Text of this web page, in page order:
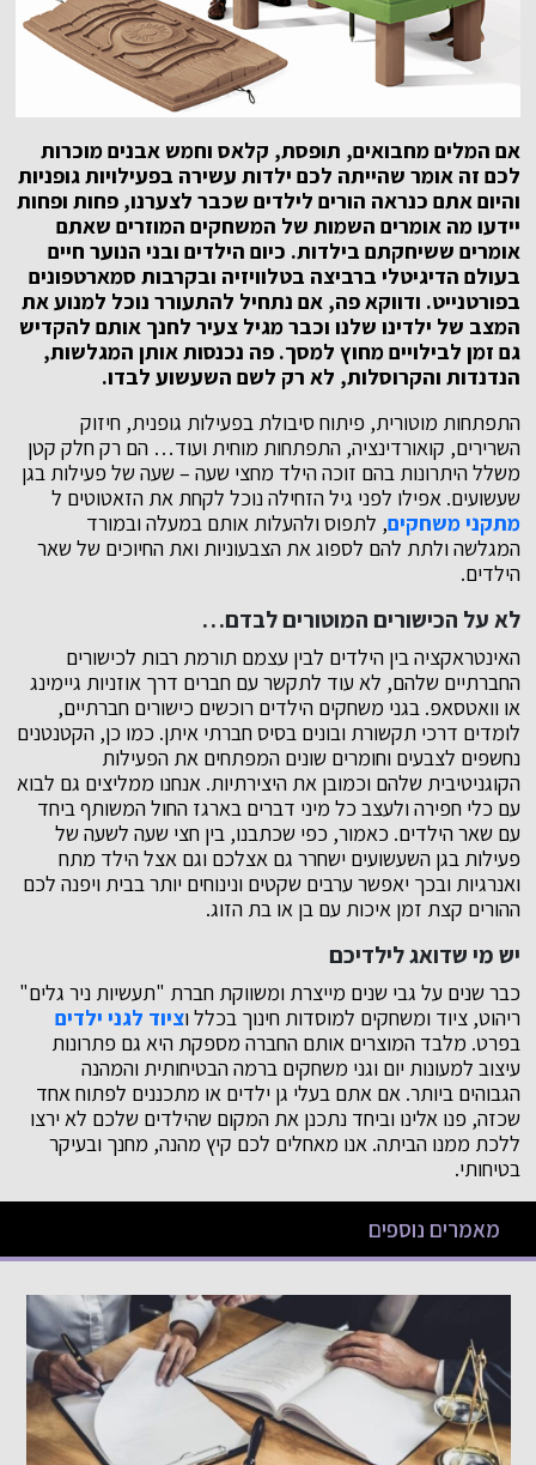
אם המלים מחבואים, תופסת, קלאס וחמש אבנים מוכרות
לכם זה אומר שהייתה לכם ילדות עשירה בפעילויות גופניות
והיום אתם כנראה הורים לילדים שכבר לצערנו, פחות ופחות
יידעו מה אומרים השמות של המשחקים המוזרים שאתם
אומרים ששיחקתם בילדות. כיום הילדים ובני הנוער חיים
בעולם הדיגיטלי ברביצה בטלוויזיה ובקרבות סמארטפונים
בפורטנייט. ודווקא פה, אם נתחיל להתעורר נוכל למנוע את
המצב של ילדינו שלנו וכבר מגיל צעיר לחנך אותם להקדיש
גם זמן לבילויים מחוץ למסך. פה נכנסות אותן המגלשות,
הנדנדות והקרוסלות, לא רק לשם השעשוע לבדו.
התפתחות מוטורית, פיתוח סיבולת בפעילות גופנית, חיזוק
השרירים, קואורדינציה, התפתחות מוחית ועוד… הם רק חלק קטן
משלל היתרונות בהם זוכה הילד מחצי שעה – שעה של פעילות בגן
שעשועים. אפילו לפני גיל הזחילה נוכל לקחת את הזאטוטים ל
מתקני משחקים, לתפוס ולהעלות אותם במעלה ובמורד
המגלשה ולתת להם לספוג את הצבעוניות ואת החיוכים של שאר
הילדים.
לא על הכישורים המוטורים לבדם…
האינטראקציה בין הילדים לבין עצמם תורמת רבות לכישורים
החברתיים שלהם, לא עוד לתקשר עם חברים דרך אוזניות גיימינג
או וואטסאפ. בגני משחקים הילדים רוכשים כישורים חברתיים,
לומדים דרכי תקשורת ובונים בסיס חברתי איתן. כמו כן, הקטנטנים
נחשפים לצבעים וחומרים שונים המפתחים את הפעילות
הקוגניטיבית שלהם וכמובן את היצירתיות. אנחנו ממליצים גם לבוא
עם כלי חפירה ולעצב כל מיני דברים בארגז החול המשותף ביחד
עם שאר הילדים. כאמור, כפי שכתבנו, בין חצי שעה לשעה של
פעילות בגן השעשועים ישחרר גם אצלכם וגם אצל הילד מתח
ואנרגיות ובכך יאפשר ערבים שקטים ונינוחים יותר בבית ויפנה לכם
ההורים קצת זמן איכות עם בן או בת הזוג.
יש מי שדואג לילדיכם
כבר שנים על גבי שנים מייצרת ומשווקת חברת "תעשיות ניר גלים"
ריהוט, ציוד ומשחקים למוסדות חינוך בכלל וציוד לגני ילדים
בפרט. מלבד המוצרים אותם החברה מספקת היא גם פתרונות
עיצוב למעונות יום וגני משחקים ברמה הבטיחותית והמהנה
הגבוהים ביותר. אם אתם בעלי גן ילדים או מתכננים לפתוח אחד
שכזה, פנו אלינו וביחד נתכנן את המקום שהילדים שלכם לא ירצו
ללכת ממנו הביתה. אנו מאחלים לכם קיץ מהנה, מחנך ובעיקר
בטיחותי.
מאמרים נוספים